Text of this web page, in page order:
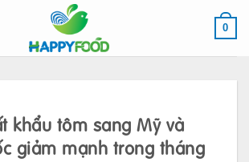
0
khẩu tôm sang Mỹ và
giảm mạnh trong tháng